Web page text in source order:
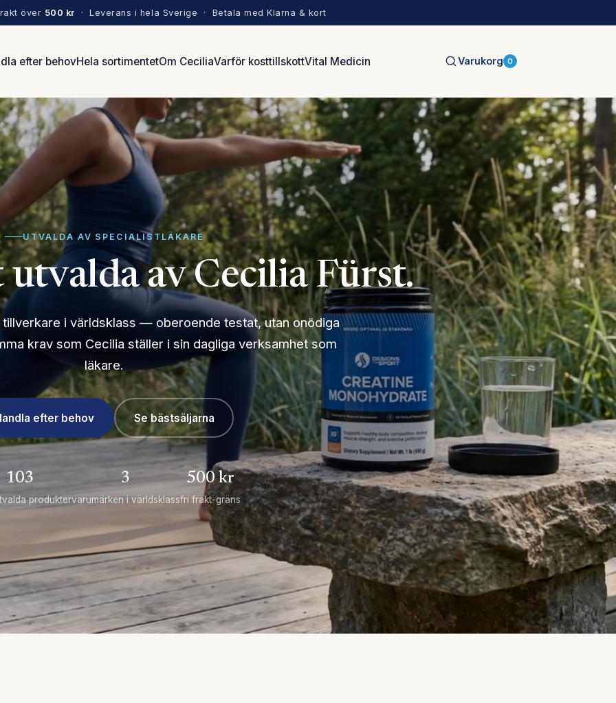
över 500 kr · Leverans i hela Sverige · Betala med Klarna & kort
efter behovHela sortimentetOm CeciliaVarför kosttillskottVital Medicin Varukorg 0
UTVALDA AV SPECIALISTLÄKARE
av Cecilia Fürst.
i världsklass — oberoende testat, utan onödiga
krav som Cecilia ställer i sin dagliga verksamhet som
läkare.
efter behov Se bästsäljarna
103
produkter
3
varumärken i världsklass
500 kr
fri frakt-gräns